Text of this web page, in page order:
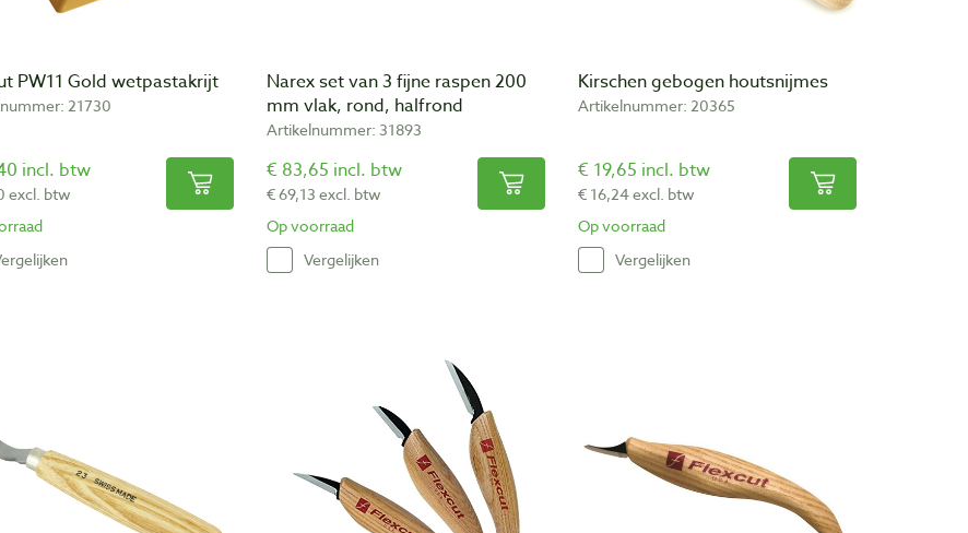
PW11 Gold wetpastakrijt
21730
incl. btw
excl. btw
Narex set van 3 fijne raspen 200
mm vlak, rond, halfrond
Artikelnummer: 31893
€ 83,65 incl. btw
€ 69,13 excl. btw
Op voorraad
Vergelijken
Kirschen gebogen houtsnijmes
Artikelnummer: 20365
€ 19,65 incl. btw
€ 16,24 excl. btw
Op voorraad
Vergelijken